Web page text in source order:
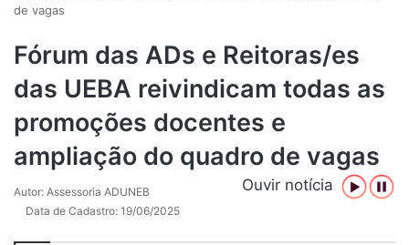
de vagas
Fórum das ADs e Reitoras/es
das UEBA reivindicam todas as
promoções docentes e
ampliação do quadro de vagas
Ouvir notícia
Autor: Assessoria ADUNEB
Data de Cadastro: 19/06/2025